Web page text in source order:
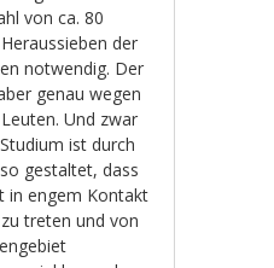
von ca. 80
der
notwendig. Der
genau wegen
Und zwar
ist durch
gestaltet, dass
in engem Kontakt
treten und von